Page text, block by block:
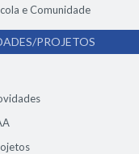
e Comunidade
PROJETOS